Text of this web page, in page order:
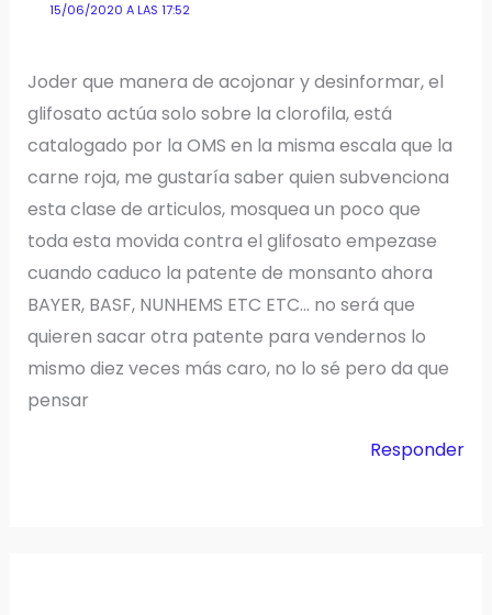
15/06/2020 A LAS 17:52
Joder que manera de acojonar y desinformar, el
glifosato actúa solo sobre la clorofila, está
catalogado por la OMS en la misma escala que la
carne roja, me gustaría saber quien subvenciona
esta clase de articulos, mosquea un poco que
toda esta movida contra el glifosato empezase
cuando caduco la patente de monsanto ahora
BAYER, BASF, NUNHEMS ETC ETC… no será que
quieren sacar otra patente para vendernos lo
mismo diez veces más caro, no lo sé pero da que
pensar
Responder